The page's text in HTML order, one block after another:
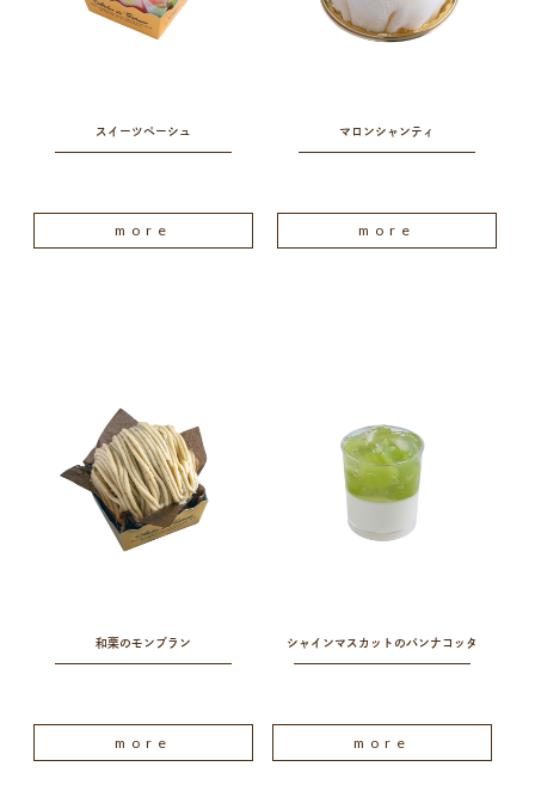
スイーツペーシュ
more
マロンシャンティ
more
和栗のモンブラン
more
シャインマスカットのパンナコッタ
more